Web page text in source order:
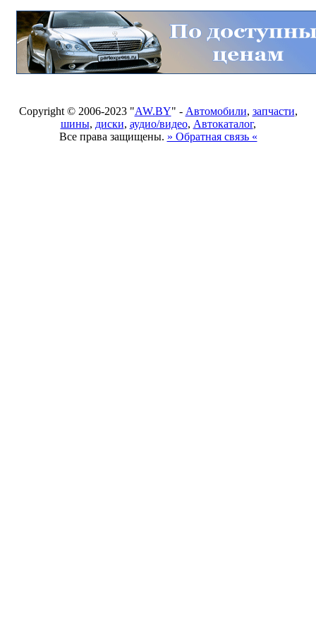
Copyright © 2006-2023 "AW.BY" - Автомобили, запчасти,
шины, диски, аудио/видео, Автокаталог,
Все права защищены. » Обратная связь «